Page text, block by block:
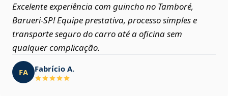
Excelente experiência com guincho no Tamboré,
Barueri‑SP! Equipe prestativa, processo simples e
transporte seguro do carro até a oficina sem
qualquer complicação.
FA Fabrício A.